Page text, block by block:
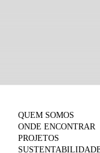
QUEM SOMOS
ONDE ENCONTRAR
PROJETOS